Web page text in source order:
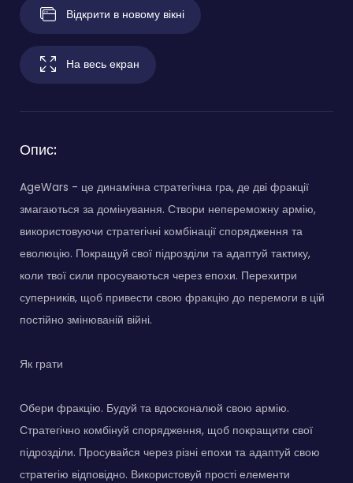
Відкрити в новому вікні
На весь екран
Опис:
AgeWars - це динамічна стратегічна гра, де дві фракції
змагаються за домінування. Створи непереможну армію,
використовуючи стратегічні комбінації спорядження та
еволюцію. Покращуй свої підрозділи та адаптуй тактику,
коли твої сили просуваються через епохи. Перехитри
суперників, щоб привести свою фракцію до перемоги в цій
постійно змінюваній війні.
Як грати
Обери фракцію. Будуй та вдосконалюй свою армію.
Стратегічно комбінуй спорядження, щоб покращити свої
підрозділи. Просувайся через різні епохи та адаптуй свою
стратегію відповідно. Використовуй прості елементи